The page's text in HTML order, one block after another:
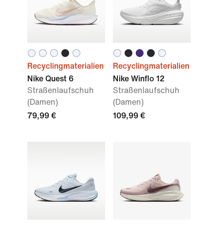
Recyclingmaterialien
Nike Quest 6
Straßenlaufschuh
(Damen)
79,99 €
Recyclingmaterialien
Nike Winflo 12
Straßenlaufschuh
(Damen)
109,99 €